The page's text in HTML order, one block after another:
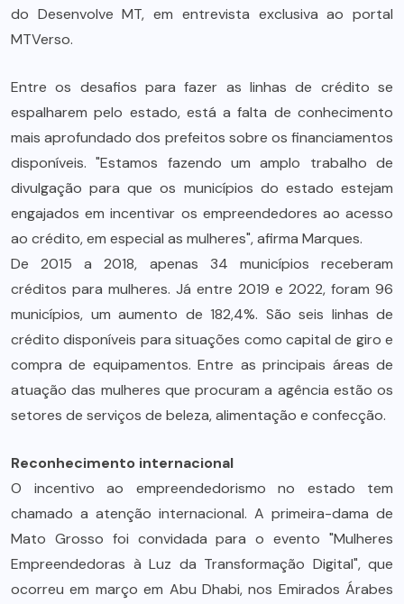
do Desenvolve MT, em entrevista exclusiva ao portal
MTVerso.
Entre os desafios para fazer as linhas de crédito se
espalharem pelo estado, está a falta de conhecimento
mais aprofundado dos prefeitos sobre os financiamentos
disponíveis. "Estamos fazendo um amplo trabalho de
divulgação para que os municípios do estado estejam
engajados em incentivar os empreendedores ao acesso
ao crédito, em especial as mulheres", afirma Marques.
De 2015 a 2018, apenas 34 municípios receberam
créditos para mulheres. Já entre 2019 e 2022, foram 96
municípios, um aumento de 182,4%. São seis linhas de
crédito disponíveis para situações como capital de giro e
compra de equipamentos. Entre as principais áreas de
atuação das mulheres que procuram a agência estão os
setores de serviços de beleza, alimentação e confecção.
Reconhecimento internacional
O incentivo ao empreendedorismo no estado tem
chamado a atenção internacional. A primeira-dama de
Mato Grosso foi convidada para o evento "Mulheres
Empreendedoras à Luz da Transformação Digital", que
ocorreu em março em Abu Dhabi, nos Emirados Árabes